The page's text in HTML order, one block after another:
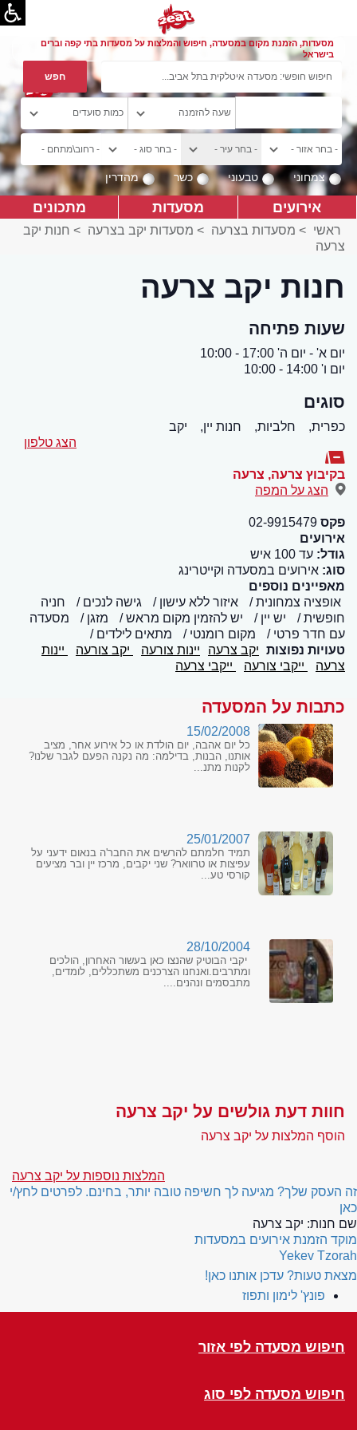
מסעדות, הזמנת מקום במסעדה, חיפוש והמלצות על מסעדות בתי קפה וברים
בישראל
צמחוני טבעוני כשר מהדרין
אירועים מסעדות מתכונים
ראשי > מסעדות בצרעה > מסעדות יקב בצרעה > חנות יקב
צרעה
חנות יקב צרעה
שעות פתיחה
יום א' - יום ה' 17:00 - 10:00
יום ו' 14:00 - 10:00
סוגים
כפרית, חלביות, חנות יין,
יקב
הצג טלפון
בקיבוץ צרעה, צרעה
הצג על המפה
פקס 02-9915479
אירועים
גודל: עד 100 איש
סוג: אירועים במסעדה וקייטרינג
מאפיינים נוספים
אופציה צמחונית
איזור ללא עישון גישה לנכים
חניה
חופשית
יש יין יש להזמין מקום מראש מזגן
מסעדה
עם חדר פרטי
מקום רומנטי
מתאים לילדים
טעויות נפוצות יקב צרעה יינות צורעה יקב צורעה
יינות
צרעה
ייקבי צורעה ייקבי צרעה
כתבות על המסעדה
15/02/2008
כל יום אהבה, יום הולדת או כל אירוע אחר, מציב
אותנו, הבנות, בדילמה: מה נקנה הפעם לגבר שלנו?
לקנות מתנ...
25/01/2007
תמיד חלמתם להרשים את החבר'ה בנאום ידעני על
עפיצות או טרוואר? שני יקבים, מרכז יין ובר מציעים
קורסי טע...
28/10/2004
יקבי הבוטיק שהנצו כאן בעשור האחרון, הולכים
ומתרבים.ואנחנו הצרכנים משתכללים, לומדים,
מתבסמים ונהנים....
חוות דעת גולשים על יקב צרעה
הוסף המלצות על יקב צרעה
המלצות נוספות על יקב צרעה
זה העסק שלך? מגיעה לך חשיפה טובה יותר, בחינם. לפרטים לחץ/י
כאן
שם חנות: יקב צרעה
מוקד הזמנת אירועים במסעדות
Yekev Tzorah
מצאת טעות? עדכן אותנו כאן!
פונץ' לימון ותפוז
חיפוש מסעדה לפי אזור
חיפוש מסעדה לפי סוג